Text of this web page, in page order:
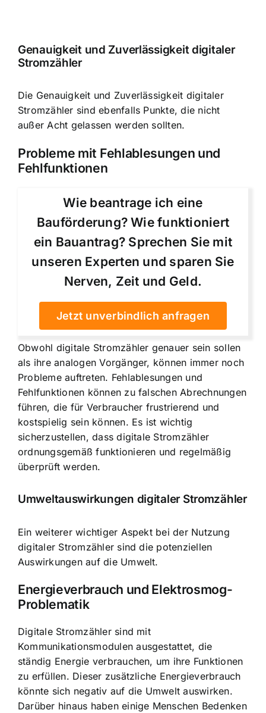
Genauigkeit und Zuverlässigkeit digitaler
Stromzähler
Die Genauigkeit und Zuverlässigkeit digitaler
Stromzähler sind ebenfalls Punkte, die nicht
außer Acht gelassen werden sollten.
Probleme mit Fehlablesungen und
Fehlfunktionen
Wie beantrage ich eine
Bauförderung? Wie funktioniert
ein Bauantrag? Sprechen Sie mit
unseren Experten und sparen Sie
Nerven, Zeit und Geld.
Jetzt unverbindlich anfragen
Obwohl digitale Stromzähler genauer sein sollen
als ihre analogen Vorgänger, können immer noch
Probleme auftreten. Fehlablesungen und
Fehlfunktionen können zu falschen Abrechnungen
führen, die für Verbraucher frustrierend und
kostspielig sein können. Es ist wichtig
sicherzustellen, dass digitale Stromzähler
ordnungsgemäß funktionieren und regelmäßig
überprüft werden.
Umweltauswirkungen digitaler Stromzähler
Ein weiterer wichtiger Aspekt bei der Nutzung
digitaler Stromzähler sind die potenziellen
Auswirkungen auf die Umwelt.
Energieverbrauch und Elektrosmog-
Problematik
Digitale Stromzähler sind mit
Kommunikationsmodulen ausgestattet, die
ständig Energie verbrauchen, um ihre Funktionen
zu erfüllen. Dieser zusätzliche Energieverbrauch
könnte sich negativ auf die Umwelt auswirken.
Darüber hinaus haben einige Menschen Bedenken